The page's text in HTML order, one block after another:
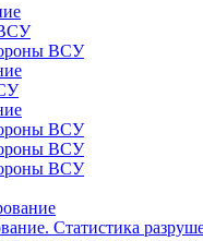
ВСУ
ВСУ
ВСУ
ВСУ
Статистика